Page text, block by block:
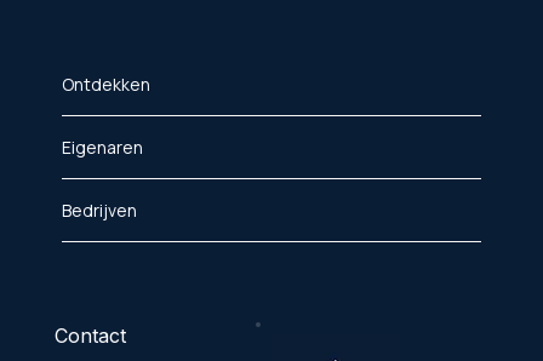
Ontdekken
Eigenaren
Bedrijven
Contact